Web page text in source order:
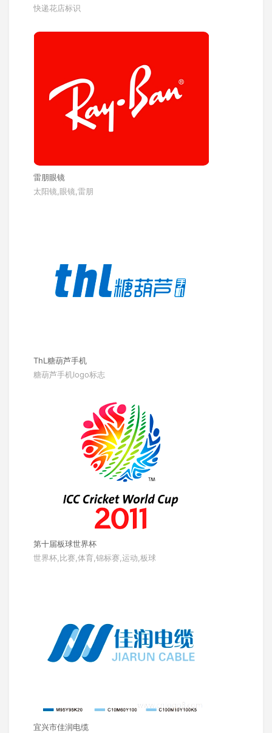
快递花店标识
雷朋眼镜
太阳镜,眼镜,雷朋
ThL糖葫芦手机
糖葫芦手机logo标志
第十届板球世界杯
世界杯,比赛,体育,锦标赛,运动,板球
宜兴市佳润电缆